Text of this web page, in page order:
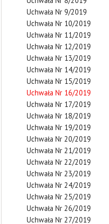
Uchwała Nr 9/2019
Uchwała Nr 10/2019
Uchwała Nr 11/2019
Uchwała Nr 12/2019
Uchwała Nr 13/2019
Uchwała Nr 14/2019
Uchwała Nr 15/2019
Uchwała Nr 16/2019
Uchwała Nr 17/2019
Uchwała Nr 18/2019
Uchwała Nr 19/2019
Uchwała Nr 20/2019
Uchwała Nr 21/2019
Uchwała Nr 22/2019
Uchwała Nr 23/2019
Uchwała Nr 24/2019
Uchwała Nr 25/2019
Uchwała Nr 26/2019
Uchwała Nr 27/2019